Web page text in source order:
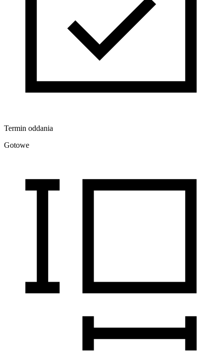
Termin oddania
Gotowe